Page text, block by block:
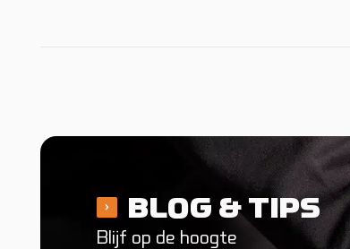
BLOG & TIPS
Blijf op de hoogte